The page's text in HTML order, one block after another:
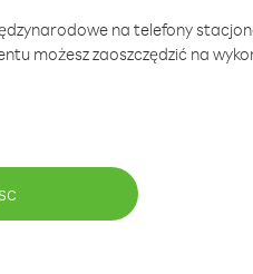
na telefony
możesz zaoszczędzić na